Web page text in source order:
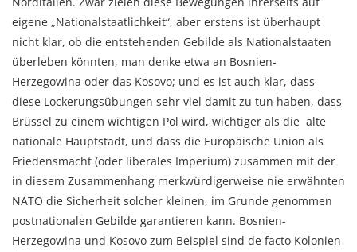
eigene „Nationalstaatlichkeit“, aber erstens ist überhaupt
nicht klar, ob die entstehenden Gebilde als Nationalstaaten
überleben könnten, man denke etwa an Bosnien-
Herzegowina oder das Kosovo; und es ist auch klar, dass
diese Lockerungsübungen sehr viel damit zu tun haben, dass
Brüssel zu einem wichtigen Pol wird, wichtiger als die alte
nationale Hauptstadt, und dass die Europäische Union als
Friedensmacht (oder liberales Imperium) zusammen mit der
in diesem Zusammenhang merkwürdigerweise nie erwähnten
NATO die Sicherheit solcher kleinen, im Grunde genommen
postnationalen Gebilde garantieren kann. Bosnien-
Herzegowina und Kosovo zum Beispiel sind de facto Kolonien